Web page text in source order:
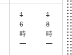
1
6
時
～
1
8
時
～